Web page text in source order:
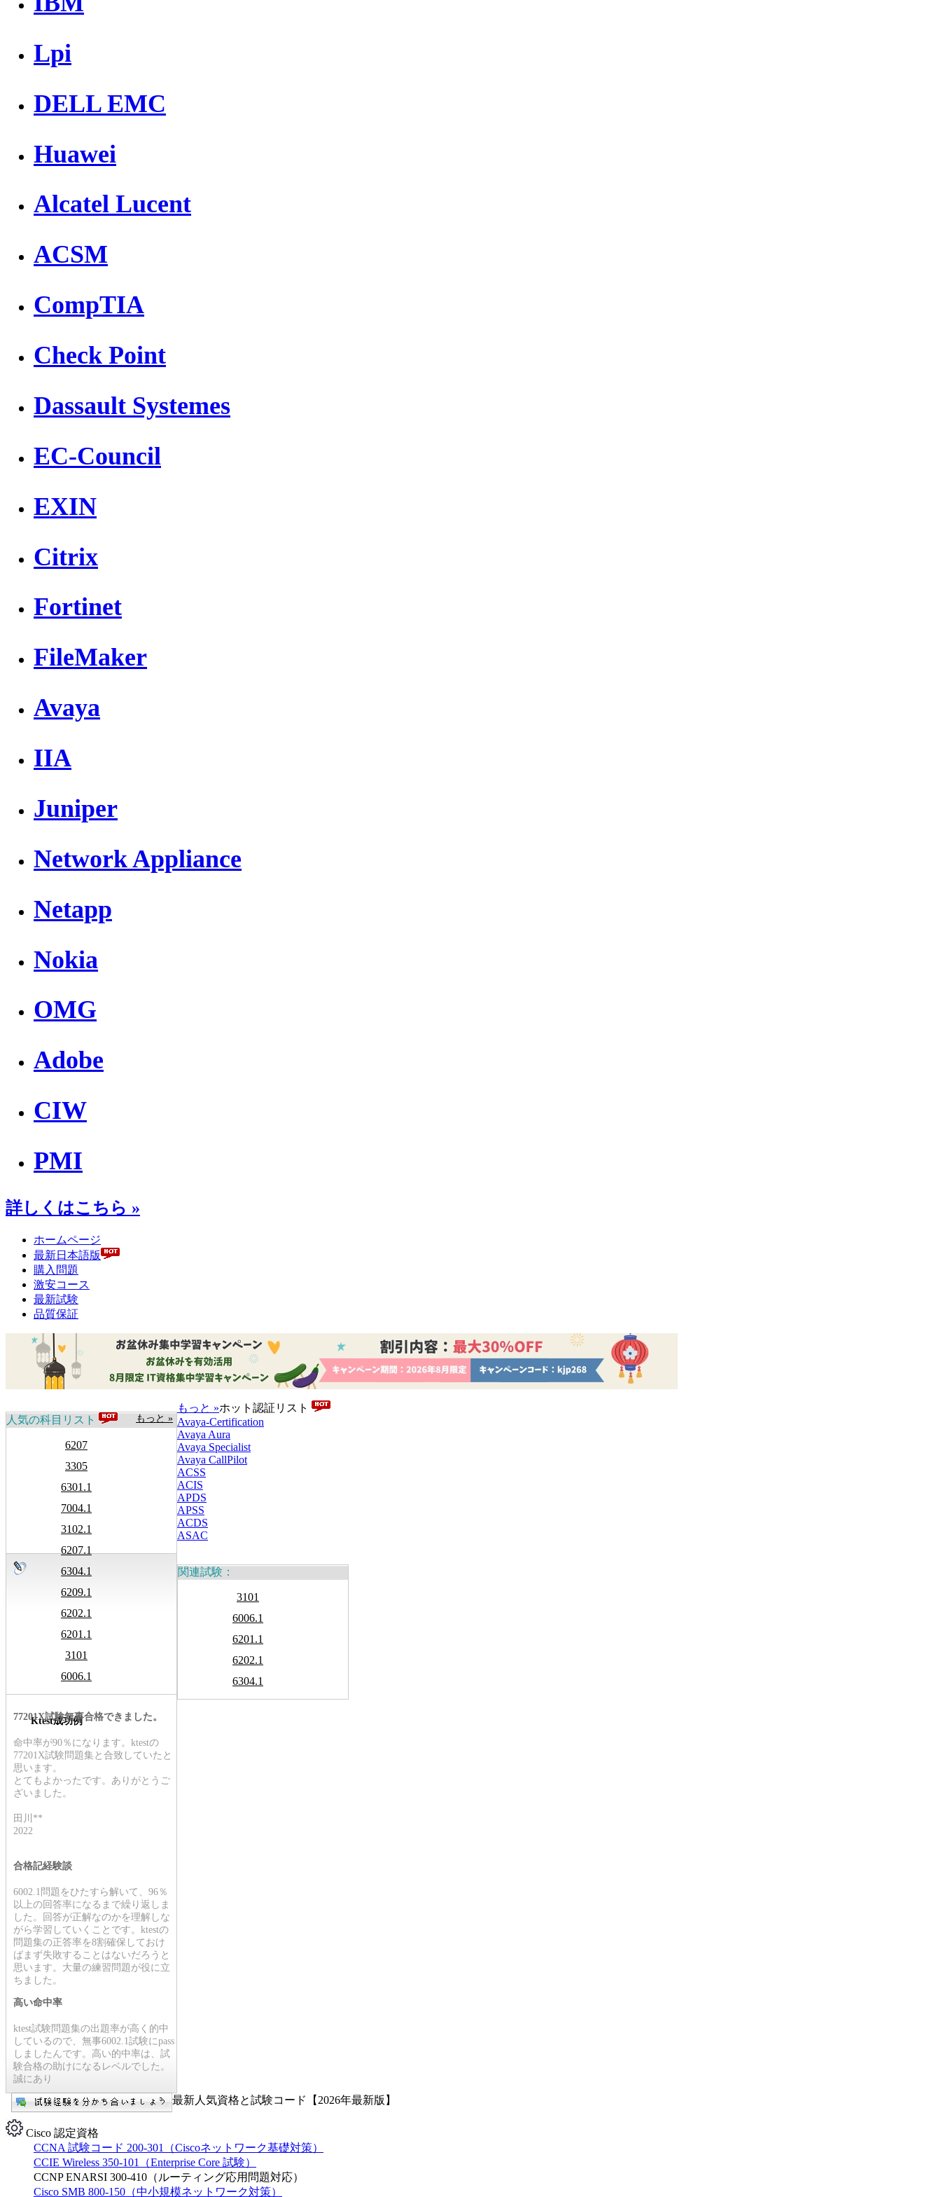
Lpi
DELL EMC
Huawei
Alcatel Lucent
ACSM
CompTIA
Check Point
Dassault Systemes
EC-Council
EXIN
Citrix
Fortinet
FileMaker
Avaya
IIA
Juniper
Network Appliance
Netapp
Nokia
OMG
Adobe
CIW
PMI
詳しくはこちら »
ホームページ
最新日本語版
購入問題
激安コース
最新試験
品質保証
もっと »
人気の科目リスト
6207
3305
6301.1
7004.1
3102.1
6207.1
6304.1
6209.1
6202.1
6201.1
3101
6006.1
もっと »ホット認証リスト
Avaya-Certification
Avaya Aura
Avaya Specialist
Avaya CallPilot
ACSS
ACIS
APDS
APSS
ACDS
ASAC
関連試験：
3101
6006.1
6201.1
6202.1
6304.1
Ktest成功例
77201X試験無事合格できました。
命中率が90％になります。ktestの
77201X試験問題集と合致していたと
思います。
とてもよかったです。ありがとうご
ざいました。
田川**
2022
合格記経験談
6002.1問題をひたすら解いて、96％
以上の回答率になるまで繰り返しま
した。回答が正解なのかを理解しな
がら学習していくことです。ktestの
問題集の正答率を8割確保しておけ
ばまず失敗することはないだろうと
思います。大量の練習問題が役に立
ちました。
高い命中率
ktest試験問題集の出題率が高く的中
しているので、無事6002.1試験にpass
しましたんです。高い的中率は、試
験合格の助けになるレベルでした。
誠にあり
最新人気資格と試験コード【2026年最新版】
Cisco 認定資格
CCNA 試験コード 200-301（Ciscoネットワーク基礎対策）
CCIE Wireless 350-101（Enterprise Core 試験）
CCNP ENARSI 300-410（ルーティング応用問題対応）
Cisco SMB 800-150（中小規模ネットワーク対策）